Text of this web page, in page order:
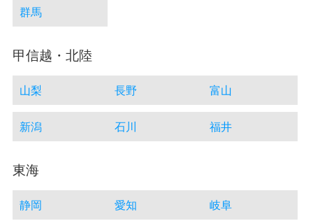
群馬
甲信越・北陸
山梨 長野 富山
新潟 石川 福井
東海
静岡 愛知 岐阜